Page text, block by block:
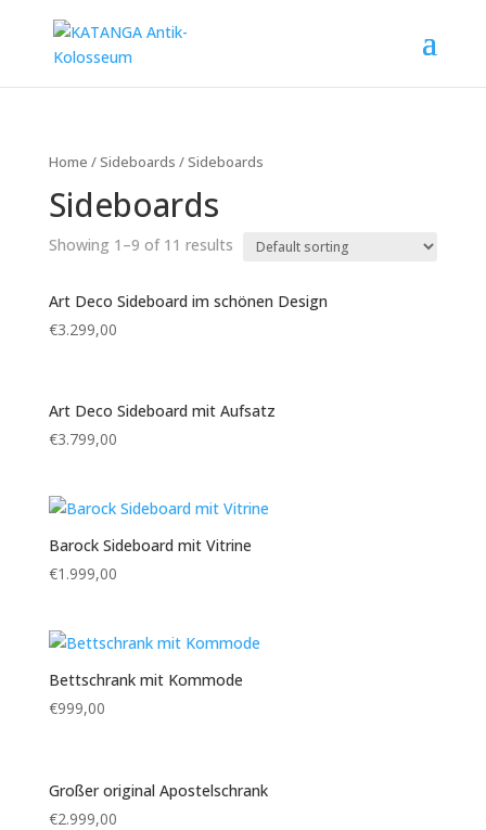
Home /Sideboards / Sideboards
Sideboards
Showing 1–9 of 11 results
Art Deco Sideboard im schönen Design
€3.299,00
Art Deco Sideboard mit Aufsatz
€3.799,00
Barock Sideboard mit Vitrine
€1.999,00
Bettschrank mit Kommode
€999,00
Großer original Apostelschrank
€2.999,00